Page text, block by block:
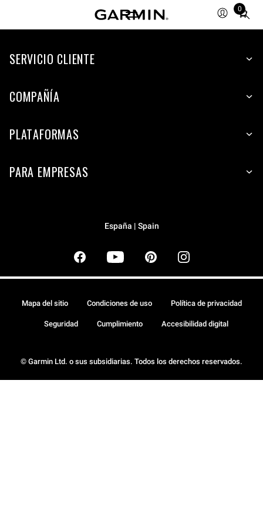
0
Total
items
cart:
SERVICIO CLIENTE
COMPAÑÍA
PLATAFORMAS
PARA EMPRESAS
España | Spain
© Garmin Ltd. o sus subsidiarias. Todos los derechos reservados.
Mapa del sitio Condiciones de uso Política de privacidad
Seguridad Cumplimiento Accesibilidad digital